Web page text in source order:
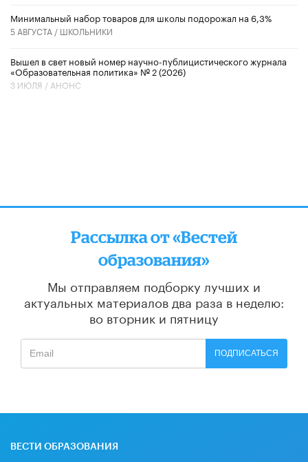
Минимальный набор товаров для школы подорожал на 6,3%
5 АВГУСТА / ШКОЛЬНИКИ
Вышел в свет новый номер научно-публицистического журнала
«Образовательная политика» № 2 (2026)
3 ИЮЛЯ / АНОНС
Рассылка от «Вестей
образования»
Мы отправляем подборку лучших и
актуальных материалов два раза в неделю:
во вторник и пятницу
ПОДПИСАТЬСЯ
ВЕСТИ ОБРАЗОВАНИЯ